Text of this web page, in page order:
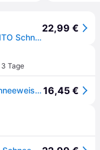
Kleine Wolke Duschvorhang Textil KITO Schneeweiß 180 x 200 cm
22,99 €
3 Tage
KLEINE WOLKE Duschvorhang Kito (Schneeweiss, 180 x 200 cm)""16,45 €